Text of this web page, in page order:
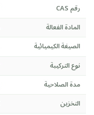
رقم CAS
المادة الفعالة
الصيغة الكيميائية
نوع التركيبة
مدة الصلاحية
التخزين